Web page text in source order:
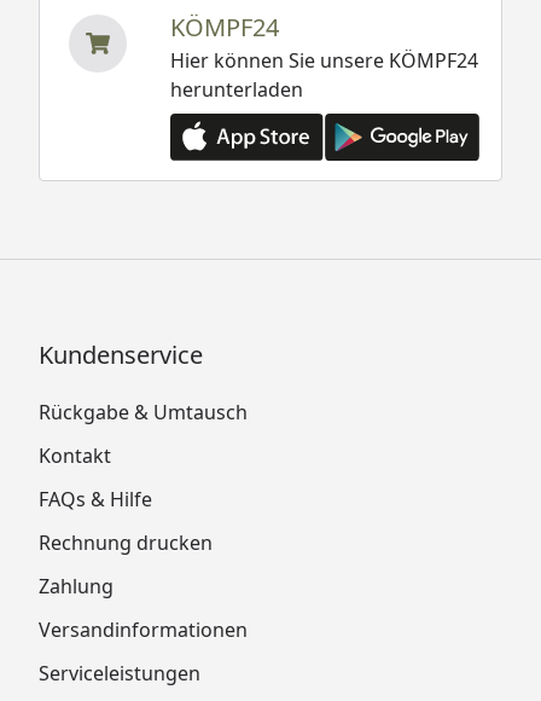
KÖMPF24
Hier können Sie unsere KÖMPF24
herunterladen
Kundenservice
Rückgabe & Umtausch
Kontakt
FAQs & Hilfe
Rechnung drucken
Zahlung
Versandinformationen
Serviceleistungen